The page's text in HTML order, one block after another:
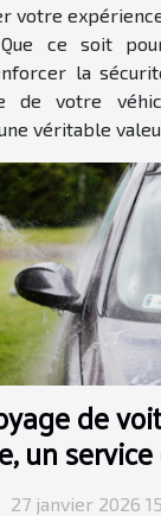
votre
Que ce soit
la
de votre
véritable
de
un
le 91 !
27 janvier 2026